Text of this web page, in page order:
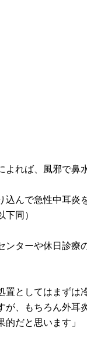
れば、風邪で鼻
んで急性中耳
同）
ターや休日診
としてはまず
、もちろん外
だと思います」